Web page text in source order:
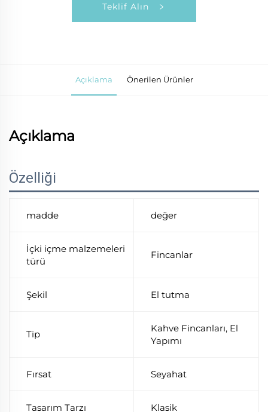
Teklif Alın
Açıklama Önerilen Ürünler
Açıklama
Özelliği
madde değer
İçki içme malzemeleri
türü
Fincanlar
Şekil El tutma
Tip
Kahve Fincanları, El
Yapımı
Fırsat Seyahat
Tasarım Tarzı Klasik